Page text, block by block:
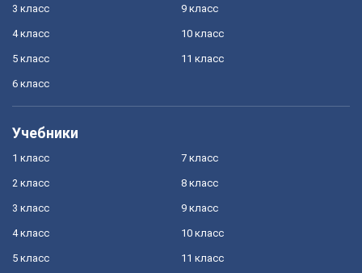
3 класс
4 класс
5 класс
6 класс
9 класс
10 класс
11 класс
Учебники
1 класс
2 класс
3 класс
4 класс
5 класс
7 класс
8 класс
9 класс
10 класс
11 класс